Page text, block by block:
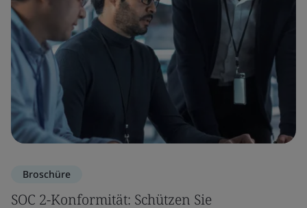
Broschüre
SOC 2-Konformität: Schützen Sie